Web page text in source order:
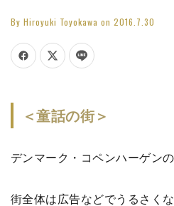
By Hiroyuki Toyokawa on2016.7.30
＜童話の街＞
デンマーク・コペンハーゲン
街全体は広告などでうるさく